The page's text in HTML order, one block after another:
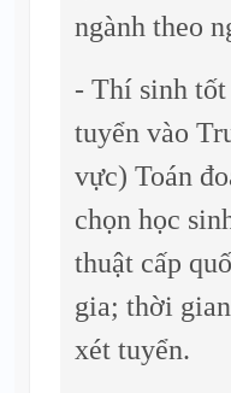
ngành theo
- Thí sinh
tuyển vào
vực) Toán
chọn học
thuật cấp
gia; thời
xét tuyển.